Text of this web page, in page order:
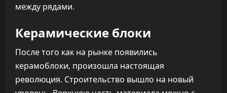
между рядами.
Керамические блоки
После того как на рынке появились
керамоблоки, произошла настоящая
революция. Строительство вышло на новый